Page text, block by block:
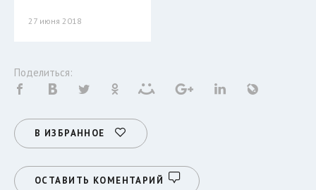
27 июня 2018
Поделиться:
В ИЗБРАННОЕ
ОСТАВИТЬ КОМЕНТАРИЙ